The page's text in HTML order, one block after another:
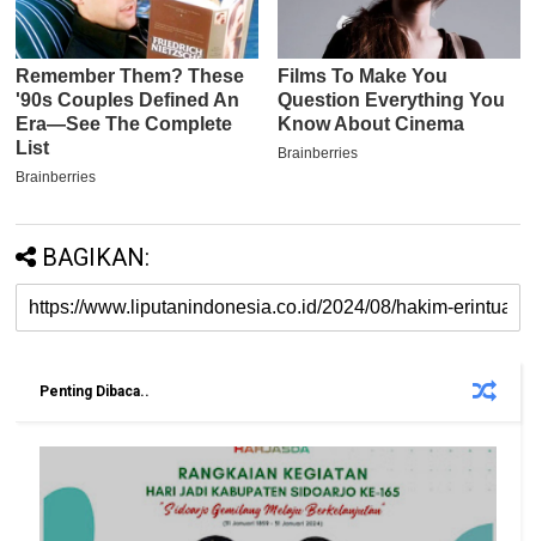
BAGIKAN:
Penting Dibaca..